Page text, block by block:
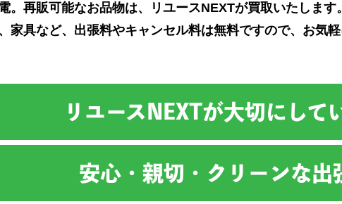
。再販可能なお品物は、リユースNEXTが買取いたしま
家具など、出張料やキャンセル料は無料ですので、お気軽
リユースNEXTが大切にして
安心・親切・クリーンな出